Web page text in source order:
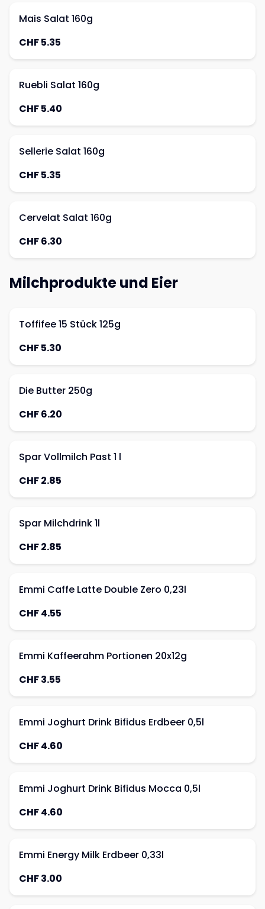
Mais Salat 160g
CHF 5.35
Ruebli Salat 160g
CHF 5.40
Sellerie Salat 160g
CHF 5.35
Cervelat Salat 160g
CHF 6.30
Milchprodukte und Eier
Toffifee 15 Stück 125g
CHF 5.30
Die Butter 250g
CHF 6.20
Spar Vollmilch Past 1 l
CHF 2.85
Spar Milchdrink 1l
CHF 2.85
Emmi Caffe Latte Double Zero 0,23l
CHF 4.55
Emmi Kaffeerahm Portionen 20x12g
CHF 3.55
Emmi Joghurt Drink Bifidus Erdbeer 0,5l
CHF 4.60
Emmi Joghurt Drink Bifidus Mocca 0,5l
CHF 4.60
Emmi Energy Milk Erdbeer 0,33l
CHF 3.00